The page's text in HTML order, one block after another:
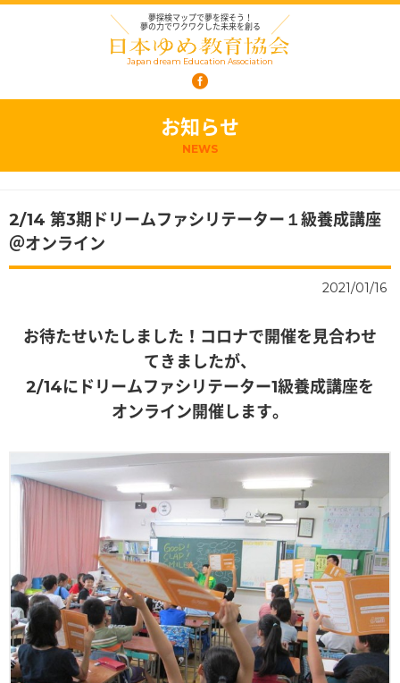
夢探検マップで夢を探そう！
夢の力でワクワクした未来を創る
Japan dream Education Association
お知らせ
NEWS
2/14 第3期ドリームファシリテーター１級養成講座
＠オンライン
2021/01/16
お待たせいたしました！コロナで開催を見合わせ
てきましたが、
2/14にドリームファシリテーター1級養成講座を
オンライン開催します。